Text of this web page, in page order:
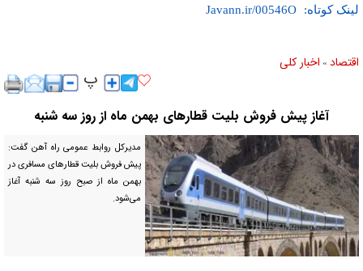
لینک کوتاه:
اقتصاد » اخبار کلی
آغاز پیش فروش بلیت قطار‌های بهمن ماه از روز سه شنبه
مدیرکل روابط عمومی راه آهن گفت:
پیش فروش بلیت قطار‌های مسافری در
بهمن ماه از صبح روز سه شنبه آغاز
می‌شود.